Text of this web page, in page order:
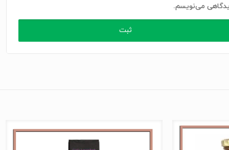
می‌نویسم.